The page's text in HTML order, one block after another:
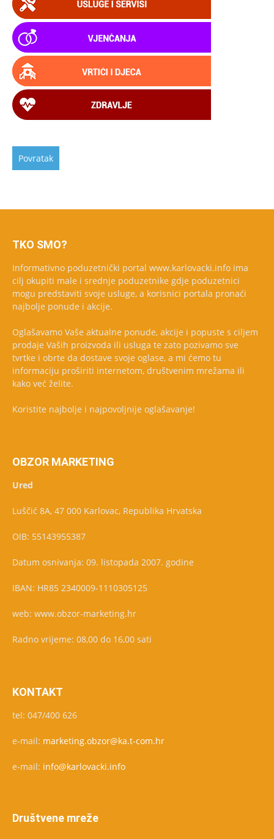
TKO SMO?
Informativno poduzetnički portal www.karlovacki.info ima
cilj okupiti male i srednje poduzetnike gdje poduzetnici
mogu predstaviti svoje usluge, a korisnici portala pronaći
najbolje ponude i akcije.
Oglašavamo Vaše aktualne ponude, akcije i popuste s ciljem
prodaje Vaših proizvoda ili usluga te zato pozivamo sve
tvrtke i obrte da dostave svoje oglase, a mi ćemo tu
informaciju proširiti internetom, društvenim mrežama ili
kako već želite.
Koristite najbolje i najpovoljnije oglašavanje!
OBZOR MARKETING
Ured
Luščić 8A, 47 000 Karlovac, Republika Hrvatska
OIB: 55143955387
Datum osnivanja: 09. listopada 2007. godine
IBAN: HR85 2340009-1110305125
web: www.obzor-marketing.hr
Radno vrijeme: 08,00 do 16,00 sati
KONTAKT
tel: 047/400 626
e-mail: marketing.obzor@ka.t-com.hr
e-mail: info@karlovacki.info
Društvene mreže